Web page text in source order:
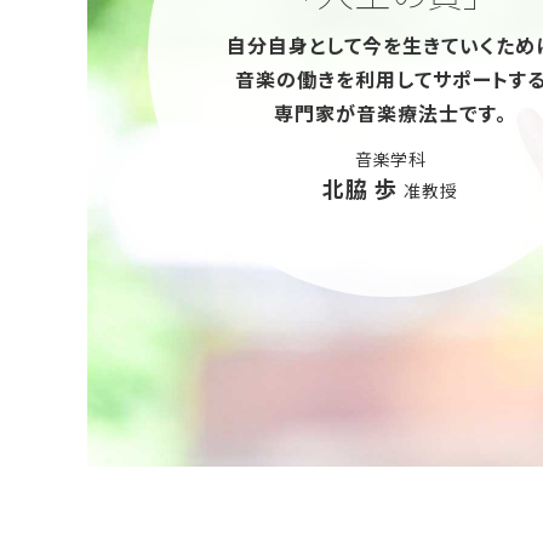
自分自身として今を生きていくため
音楽の働きを利用してサポートす
専門家が音楽療法士です。
音楽学科
北脇 歩 准教授